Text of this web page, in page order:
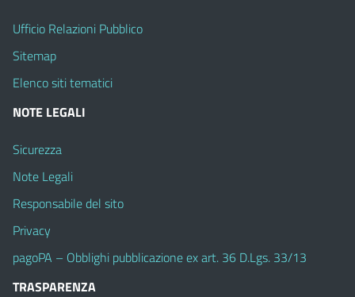
Ufficio Relazioni Pubblico
Sitemap
Elenco siti tematici
NOTE LEGALI
Sicurezza
Note Legali
Responsabile del sito
Privacy
pagoPA – Obblighi pubblicazione ex art. 36 D.Lgs. 33/13
TRASPARENZA